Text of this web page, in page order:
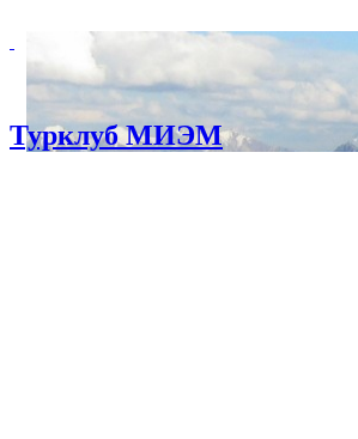
Турклуб МИЭМ